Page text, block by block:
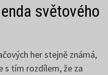
světového
her stejně známá,
s tím rozdílem, že za